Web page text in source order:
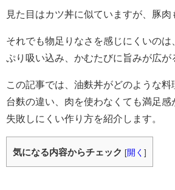
見た目はカツ丼に似ていますが、豚肉
それでも物足りなさを感じにくいの
ぷり吸い込み、かむたびに旨みが広が
この記事では、油麩丼がどのような
台麩の違い、肉を使わなくても満足
失敗しにくい作り方を紹介します。
気になる内容からチェック [開く ]